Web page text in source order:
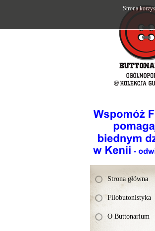
Strona główna
Filobutonistyka
O Buttonarium
Strona